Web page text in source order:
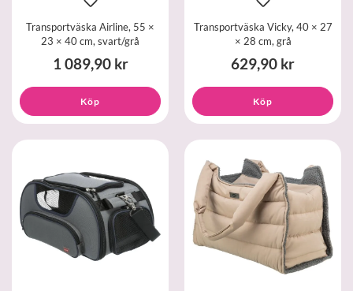
Transportväska Airline, 55 ×
23 × 40 cm, svart/grå
1 089,90 kr
Köp
Transportväska Vicky, 40 × 27
× 28 cm, grå
629,90 kr
Köp